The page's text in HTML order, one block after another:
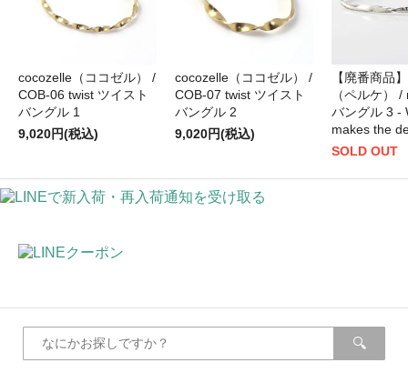
cocozelle（ココゼル） /
COB-06 twist ツイスト
バングル 1
9,020円(税込)
cocozelle（ココゼル） /
COB-07 twist ツイスト
バングル 2
9,020円(税込)
【廃番商品
（ペルケ）
バングル 3 -
makes the
SOLD OUT